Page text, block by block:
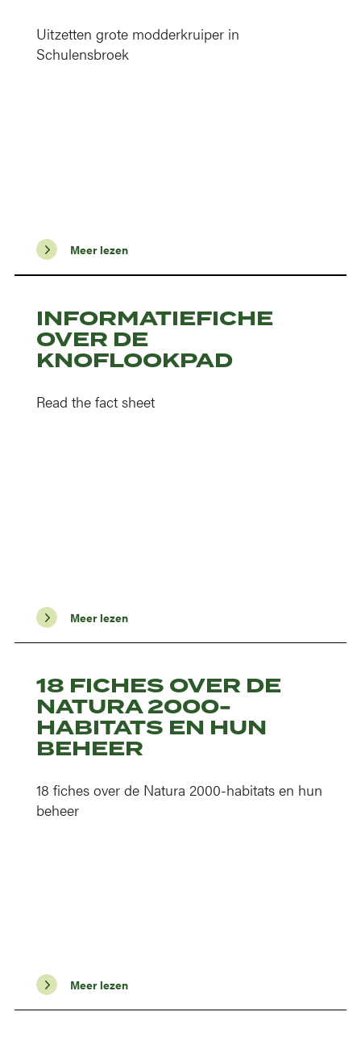
Uitzetten grote modderkruiper in
Schulensbroek
Meer lezen
INFORMATIEFICHE
OVER DE
KNOFLOOKPAD
Read the fact sheet
Meer lezen
18 FICHES OVER DE
NATURA 2000-
HABITATS EN HUN
BEHEER
18 fiches over de Natura 2000-habitats en hun
beheer
Meer lezen